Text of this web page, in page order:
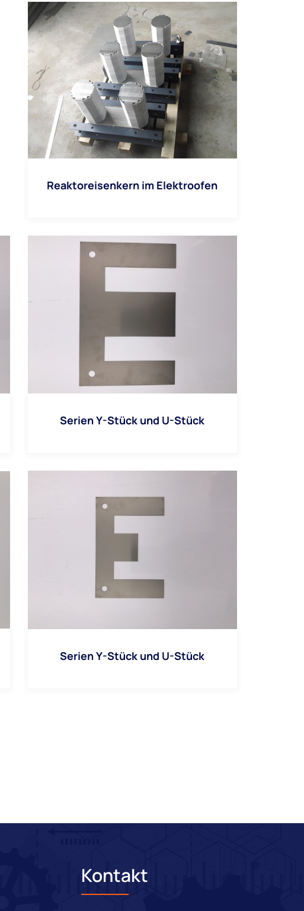
Reaktoreisenkern im Elektroofen
Serien Y-Stück und U-Stück
Serien Y-Stück und U-Stück
Kontakt